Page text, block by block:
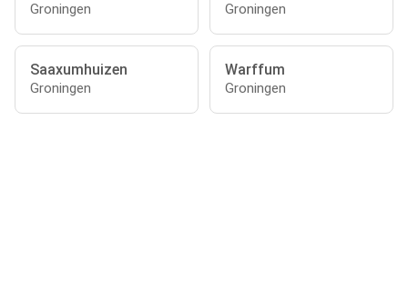
Groningen Groningen
Saaxumhuizen
Groningen
Warffum
Groningen